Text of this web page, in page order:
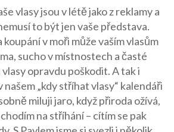
vlasy jsou v létě jako z reklamy a
to být jen vaše představa.
v moři může vaším vlasům
sucho v místnostech a časté
opravdu poškodit. A tak i
„kdy stříhat vlasy“ kalendáři
miluji jaro, když přiroda ožívá,
na stříhání – cítím se pak